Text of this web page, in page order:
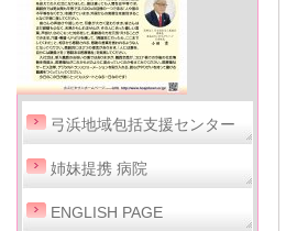
弓浜地域包括支援センター
姉妹提携 病院
ENGLISH PAGE